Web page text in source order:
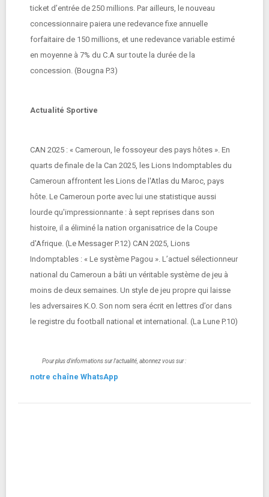
ticket d’entrée de 250 millions. Par ailleurs, le nouveau
concessionnaire paiera une redevance fixe annuelle
forfaitaire de 150 millions, et une redevance variable estimé
en moyenne à 7% du C.A sur toute la durée de la
concession. (Bougna P.3)
Actualité Sportive
CAN 2025 : « Cameroun, le fossoyeur des pays hôtes ». En
quarts de finale de la Can 2025, les Lions Indomptables du
Cameroun affrontent les Lions de l'Atlas du Maroc, pays
hôte. Le Cameroun porte avec lui une statistique aussi
lourde qu'impressionnante : à sept reprises dans son
histoire, il a éliminé la nation organisatrice de la Coupe
d'Afrique. (Le Messager P.12) CAN 2025, Lions
Indomptables : « Le système Pagou ». L’actuel sélectionneur
national du Cameroun a bâti un véritable système de jeu à
moins de deux semaines. Un style de jeu propre qui laisse
les adversaires K.O. Son nom sera écrit en lettres d’or dans
le registre du football national et international. (La Lune P.10)
Pour plus d'informations sur l'actualité, abonnez vous sur :
notre chaîne WhatsApp